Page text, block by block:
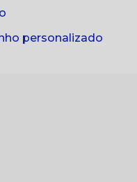
personalizado